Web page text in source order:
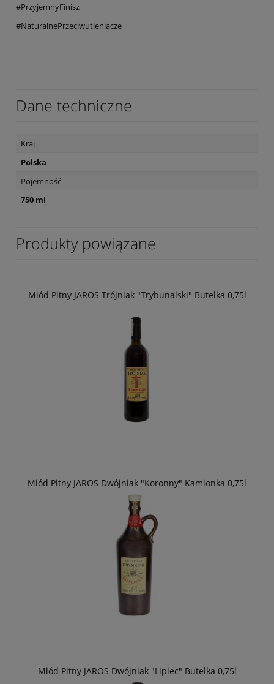
#PrzyjemnyFinisz
#NaturalnePrzeciwutleniacze
Dane techniczne
Kraj
Polska
Pojemność
750 ml
Produkty powiązane
Miód Pitny JAROS Trójniak "Trybunalski" Butelka 0,75l
Miód Pitny JAROS Dwójniak "Koronny" Kamionka 0,75l
Miód Pitny JAROS Dwójniak "Lipiec" Butelka 0,75l